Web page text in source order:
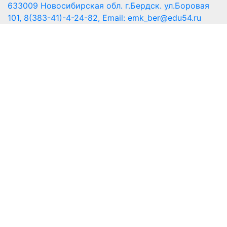
633009 Новосибирская обл. г.Бердск. ул.Боровая
101, 8(383-41)-4-24-82, Email: emk_ber@edu54.ru